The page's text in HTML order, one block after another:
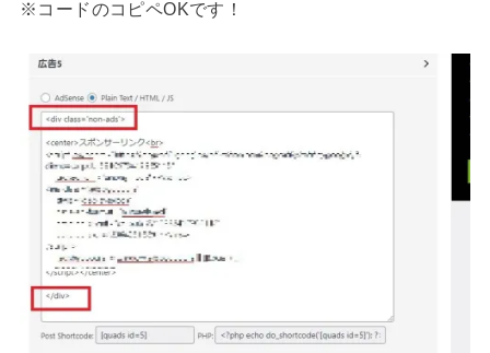
※コードのコピペOKです！